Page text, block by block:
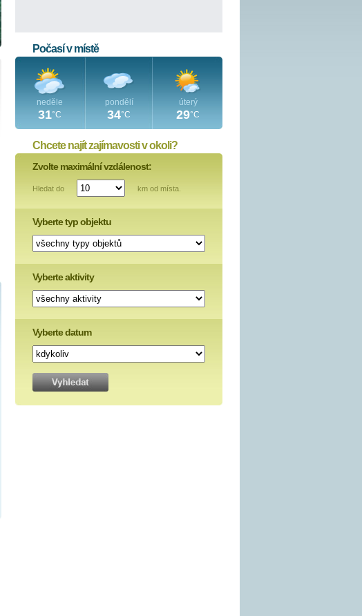
Počasí v místě
neděle
31°C
pondělí
34°C
úterý
29°C
Chcete najít zajímavosti v okoli?
Zvolte maximální vzdálenost:
Hledat do km od místa.
Vyberte typ objektu
Vyberte aktivity
Vyberte datum